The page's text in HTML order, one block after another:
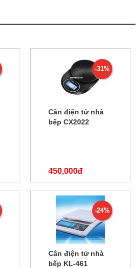
-31%
Cân điện tử nhà
bếp CX2022
450,000đ
650,000đ
-24%
Cân điện tử nhà
bếp KL-461